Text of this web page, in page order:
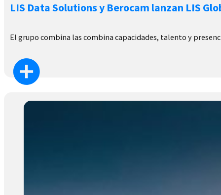
LIS Data Solutions y Berocam lanzan LIS
El grupo combina las combina capacidades, talento y